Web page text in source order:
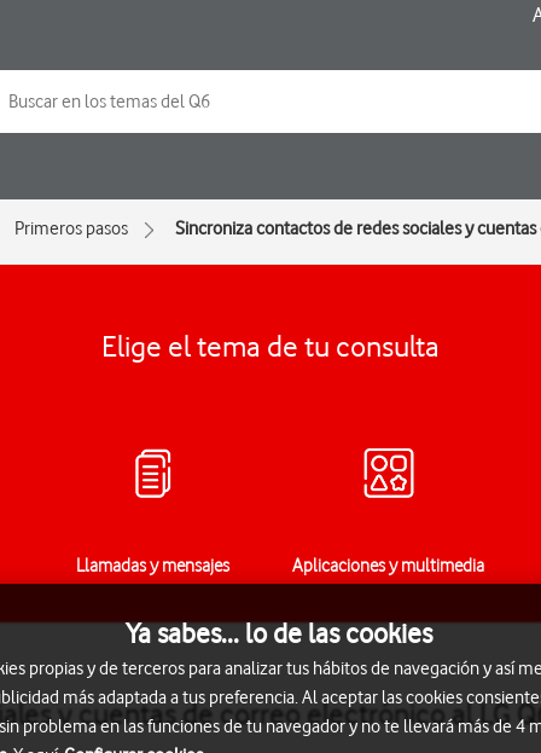
Primeros pasos Sincroniza contactos de redes sociales y
Elige el tema de tu consulta
Llamadas y mensajes Aplicaciones y multimedia
y cuentas de correo electrónico al LG
Ya sabes... lo de las cookies
propias y de terceros para analizar tus hábitos de navegación y así
más adaptada a tus preferencia. Al aceptar las cookies
problema en las funciones de tu navegador y no te llevará más de 4